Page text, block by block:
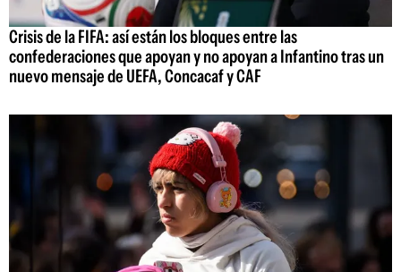
Crisis de la FIFA: así están los bloques entre las
confederaciones que apoyan y no apoyan a Infantino tras un
nuevo mensaje de UEFA, Concacaf y CAF